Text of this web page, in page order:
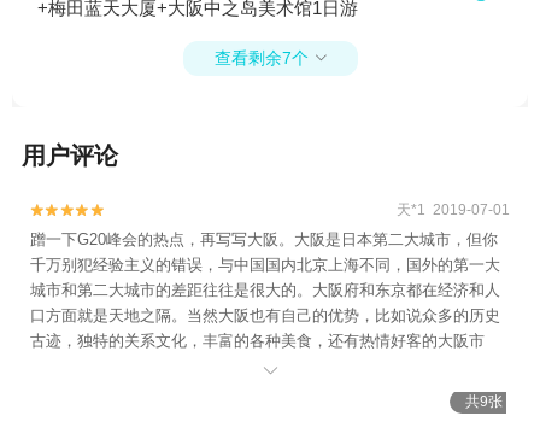
+梅田蓝天大厦+大阪中之岛美术馆1日游
查看剩余7个 
用户评论

 天*1 2019-07-01
蹭一下G20峰会的热点，再写写大阪。大阪是日本第二大城市，但你
千万别犯经验主义的错误，与中国国内北京上海不同，国外的第一大
城市和第二大城市的差距往往是很大的。大阪府和东京都在经济和人
口方面就是天地之隔。当然大阪也有自己的优势，比如说众多的历史
古迹，独特的关系文化，丰富的各种美食，还有热情好客的大阪市
民，这真的是一座适合自由行的城市。强烈建议办一张大阪周游卡或

共9张